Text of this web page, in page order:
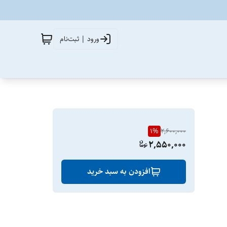
ورود | ثبت‌نام
2,600,000
1%
2,550,000
افزودن به سبد خرید